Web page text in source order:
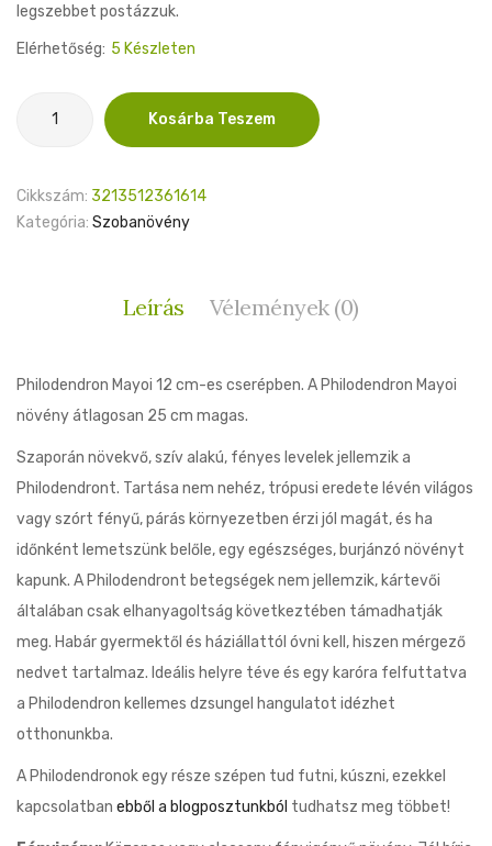
legszebbet postázzuk.
Elérhetőség: 5 Készleten
Philodendron
Kosárba Teszem
Cikkszám: 3213512361614
Kategória: Szobanövény
Leírás Vélemények (0)
Philodendron Mayoi 12 cm-es cserépben. A Philodendron Mayoi
növény átlagosan 25 cm magas.
Szaporán növekvő, szív alakú, fényes levelek jellemzik a
Philodendront. Tartása nem nehéz, trópusi eredete lévén világos
vagy szórt fényű, párás környezetben érzi jól magát, és ha
időnként lemetszünk belőle, egy egészséges, burjánzó növényt
kapunk. A Philodendront betegségek nem jellemzik, kártevői
általában csak elhanyagoltság következtében támadhatják
meg. Habár gyermektől és háziállattól óvni kell, hiszen mérgező
nedvet tartalmaz. Ideális helyre téve és egy karóra felfuttatva
a Philodendron kellemes dzsungel hangulatot idézhet
otthonunkba.
A Philodendronok egy része szépen tud futni, kúszni, ezekkel
kapcsolatban ebből a blogposztunkból tudhatsz meg többet!